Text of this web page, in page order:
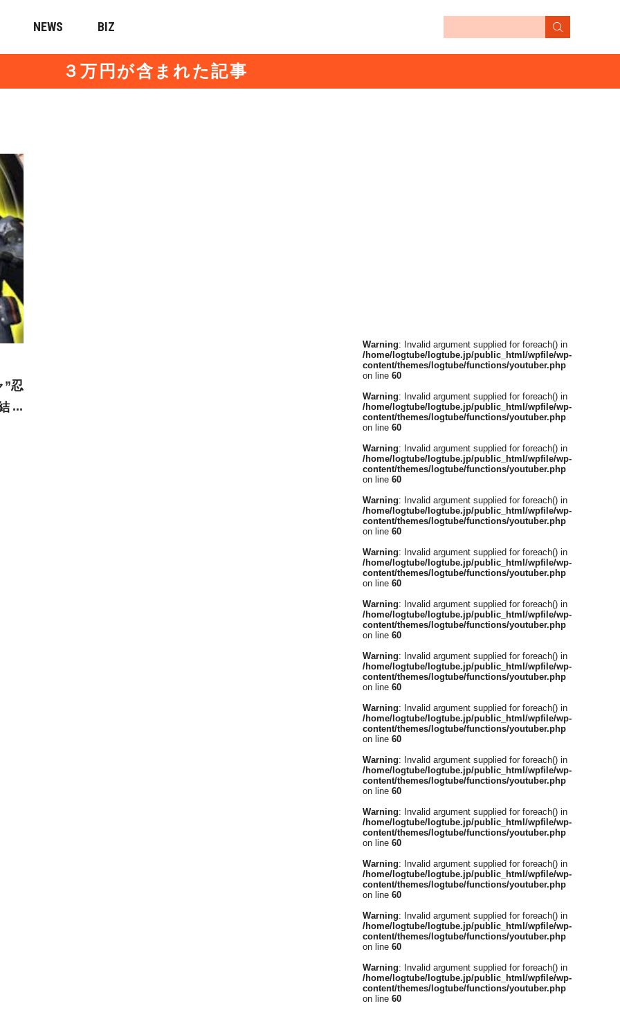
NEWS BIZ
３万円が含まれた記事
”忍
果
Warning: Invalid argument supplied for foreach() in
/home/logtube/logtube.jp/public_html/wpfile/wp-
content/themes/logtube/functions/youtuber.php
on line 60
Warning: Invalid argument supplied for foreach() in
/home/logtube/logtube.jp/public_html/wpfile/wp-
content/themes/logtube/functions/youtuber.php
on line 60
Warning: Invalid argument supplied for foreach() in
/home/logtube/logtube.jp/public_html/wpfile/wp-
content/themes/logtube/functions/youtuber.php
on line 60
Warning: Invalid argument supplied for foreach() in
/home/logtube/logtube.jp/public_html/wpfile/wp-
content/themes/logtube/functions/youtuber.php
on line 60
Warning: Invalid argument supplied for foreach() in
/home/logtube/logtube.jp/public_html/wpfile/wp-
content/themes/logtube/functions/youtuber.php
on line 60
Warning: Invalid argument supplied for foreach() in
/home/logtube/logtube.jp/public_html/wpfile/wp-
content/themes/logtube/functions/youtuber.php
on line 60
Warning: Invalid argument supplied for foreach() in
/home/logtube/logtube.jp/public_html/wpfile/wp-
content/themes/logtube/functions/youtuber.php
on line 60
Warning: Invalid argument supplied for foreach() in
/home/logtube/logtube.jp/public_html/wpfile/wp-
content/themes/logtube/functions/youtuber.php
on line 60
Warning: Invalid argument supplied for foreach() in
/home/logtube/logtube.jp/public_html/wpfile/wp-
content/themes/logtube/functions/youtuber.php
on line 60
Warning: Invalid argument supplied for foreach() in
/home/logtube/logtube.jp/public_html/wpfile/wp-
content/themes/logtube/functions/youtuber.php
on line 60
Warning: Invalid argument supplied for foreach() in
/home/logtube/logtube.jp/public_html/wpfile/wp-
content/themes/logtube/functions/youtuber.php
on line 60
Warning: Invalid argument supplied for foreach() in
/home/logtube/logtube.jp/public_html/wpfile/wp-
content/themes/logtube/functions/youtuber.php
on line 60
Warning: Invalid argument supplied for foreach() in
/home/logtube/logtube.jp/public_html/wpfile/wp-
content/themes/logtube/functions/youtuber.php
on line 60